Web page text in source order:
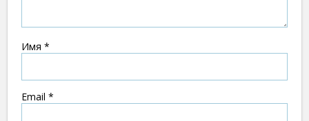
Имя *
Email *